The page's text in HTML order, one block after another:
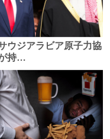
ウジアラビア原子力協
持…